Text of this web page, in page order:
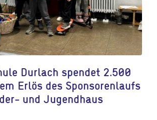
Durlach spendet 2.500
Erlös des Sponsorenlaufs
und Jugendhaus